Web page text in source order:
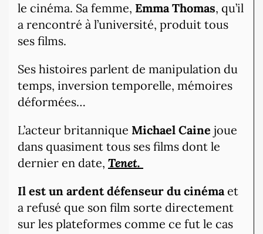
le cinéma. Sa femme, Emma Thomas, qu’il
a rencontré à l’université, produit tous
ses films.
Ses histoires parlent de manipulation du
temps, inversion temporelle, mémoires
déformées…
L’acteur britannique Michael Caine joue
dans quasiment tous ses films dont le
dernier en date, Tenet.
Il est un ardent défenseur du cinémaet
a refusé que son film sorte directement
sur les plateformes comme ce fut le cas